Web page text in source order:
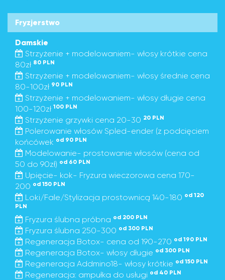
Fryzjerstwo
Damskie
Strzyżenie + modelowaniem- włosy krótkie cena
80zł 80 PLN
Strzyżenie + modelowaniem- włosy średnie cena
80-100zł 90 PLN
Strzyżenie + modelowaniem- włosy długie cena
100-120zł 100 PLN
Strzyżenie grzywki cena 20-30 20 PLN
Polerowanie włosów Spled-ender (z podcięciem
końcówek od 90 PLN
Modelowanie- prostowanie włosów (cena od
50 do 90zł) od 60 PLN
Upięcie- kok- Fryzura wieczorowa cena 170-
200 od 150 PLN
Loki/Fale/Stylizacja prostownicą 140-180 od 120
PLN
Fryzura ślubna próbna od 200 PLN
Fryzura ślubna 250-300 od 300 PLN
Regeneracja Botox- cena od 190-270 od 190 PLN
Regeneracja Botox- włosy długie od 300 PLN
Regeneracja Addmino18- włosy krótkie od 150 PLN
Regeneracja: ampułka do usługi od 40 PLN